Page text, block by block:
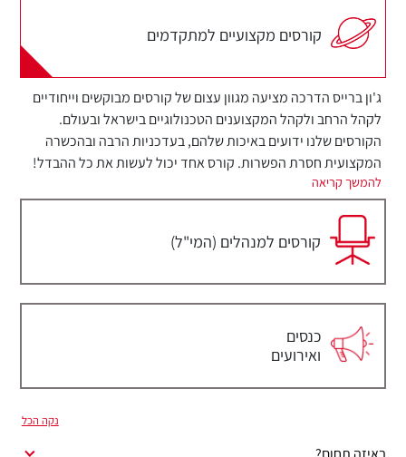
קורסים מקצועיים למתקדמים
ג'ון ברייס הדרכה מציעה מגוון עצום של קורסים מבוקשים וייחודיים
לקהל הרחב ולקהל המקצוענים הטכנולוגיים בישראל ובעולם.
הקורסים שלנו ידועים באיכות שלהם, בעדכניות הרבה ובהכשרה
המקצועית חסרת הפשרות. קורס אחד יכול לעשות את כל ההבדל!
להמשך קריאה
קורסים למנהלים (המי"ל)
כנסים
ואירועים
נקה הכל